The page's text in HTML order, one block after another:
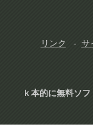
リンク サ
ｋ本的に無料ソ